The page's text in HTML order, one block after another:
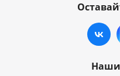
Наши